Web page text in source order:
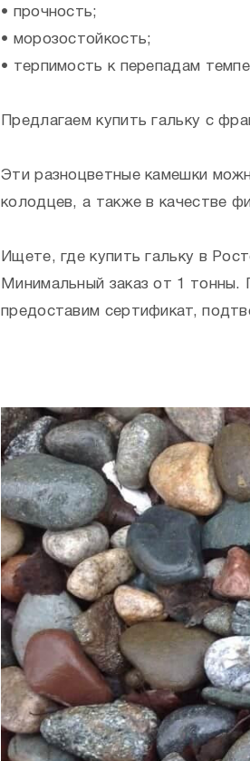
• прочность;
• морозостойкость;
• терпимость к перепадам
Предлагаем купить гальку с
Эти разноцветные камешки
колодцев, а также в качестве
Ищете, где купить гальку в
Минимальный заказ от 1 тонны.
предоставим сертификат,